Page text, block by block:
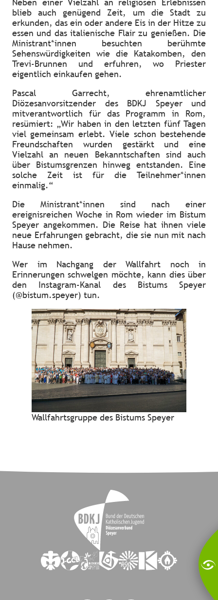
Neben einer Vielzahl an religiösen Erlebnissen
blieb auch genügend Zeit, um die Stadt zu
erkunden, das ein oder andere Eis in der Hitze zu
essen und das italienische Flair zu genießen. Die
Ministrant*innen besuchten berühmte
Sehenswürdigkeiten wie die Katakomben, den
Trevi-Brunnen und erfuhren, wo Priester
eigentlich einkaufen gehen.
Pascal Garrecht, ehrenamtlicher
Diözesanvorsitzender des BDKJ Speyer und
mitverantwortlich für das Programm in Rom,
resümiert: „Wir haben in den letzten fünf Tagen
viel gemeinsam erlebt. Viele schon bestehende
Freundschaften wurden gestärkt und eine
Vielzahl an neuen Bekanntschaften sind auch
über Bistumsgrenzen hinweg entstanden. Eine
solche Zeit ist für die Teilnehmer*innen
einmalig.“
Die Ministrant*innen sind nach einer
ereignisreichen Woche in Rom wieder im Bistum
Speyer angekommen. Die Reise hat ihnen viele
neue Erfahrungen gebracht, die sie nun mit nach
Hause nehmen.
Wer im Nachgang der Wallfahrt noch in
Erinnerungen schwelgen möchte, kann dies über
den Instagram-Kanal des Bistums Speyer
(@bistum.speyer) tun.
Wallfahrtsgruppe des Bistums Speyer